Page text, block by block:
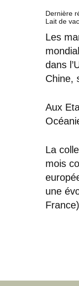
Dernière
Lait de
Les
dans
Chine,
Aux
La
mois
une